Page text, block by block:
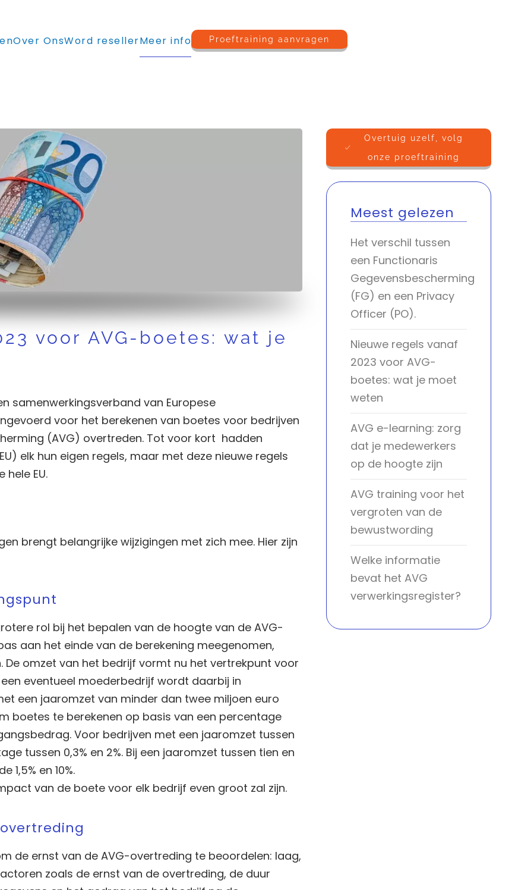
Over OnsWord resellerMeer info Proeftraining aanvragen
voor AVG-boetes: wat je
samenwerkingsverband van Europese
voor het berekenen van boetes voor bedrijven
(AVG) overtreden. Tot voor kort hadden
elk hun eigen regels, maar met deze nieuwe regels
EU.
brengt belangrijke wijzigingen met zich mee. Hier zijn
rol bij het bepalen van de hoogte van de AVG-
aan het einde van de berekening meegenomen,
omzet van het bedrijf vormt nu het vertrekpunt voor
eventueel moederbedrijf wordt daarbij in
een jaaromzet van minder dan twee miljoen euro
boetes te berekenen op basis van een percentage
Voor bedrijven met een jaaromzet tussen
tussen 0,3% en 2%. Bij een jaaromzet tussen tien en
en 10%.
van de boete voor elk bedrijf even groot zal zijn.
de ernst van de AVG-overtreding te beoordelen: laag,
zoals de ernst van de overtreding, de duur
Overtuig uzelf, volg
onze proeftraining
Meest gelezen
Het verschil tussen
een Functionaris
Gegevensbescherming
(FG) en een Privacy
Officer (PO).
Nieuwe regels vanaf
2023 voor AVG-
boetes: wat je moet
weten
AVG e-learning: zorg
dat je medewerkers
op de hoogte zijn
AVG training voor het
vergroten van de
bewustwording
Welke informatie
bevat het AVG
verwerkingsregister?